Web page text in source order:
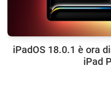
iPadOS 18.0.1 è ora
iPad